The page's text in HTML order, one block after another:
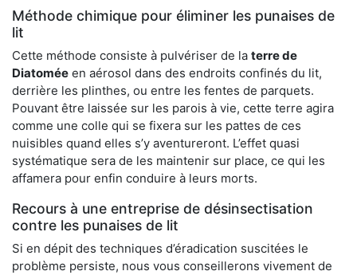
Méthode chimique pour éliminer les punaises de
lit
Cette méthode consiste à pulvériser de la terre de
Diatomée en aérosol dans des endroits confinés du lit,
derrière les plinthes, ou entre les fentes de parquets.
Pouvant être laissée sur les parois à vie, cette terre agira
comme une colle qui se fixera sur les pattes de ces
nuisibles quand elles s’y aventureront. L’effet quasi
systématique sera de les maintenir sur place, ce qui les
affamera pour enfin conduire à leurs morts.
Recours à une entreprise de désinsectisation
contre les punaises de lit
Si en dépit des techniques d’éradication suscitées le
problème persiste, nous vous conseillerons vivement de